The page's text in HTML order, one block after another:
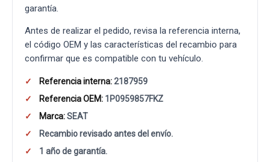
garantía.
Antes de realizar el pedido, revisa la referencia interna,
el código OEM y las características del recambio para
confirmar que es compatible con tu vehículo.
Referencia interna:2187959
Referencia OEM: 1P0959857FKZ
Marca:SEAT
Recambio revisado antes del envío.
1 año de garantía.